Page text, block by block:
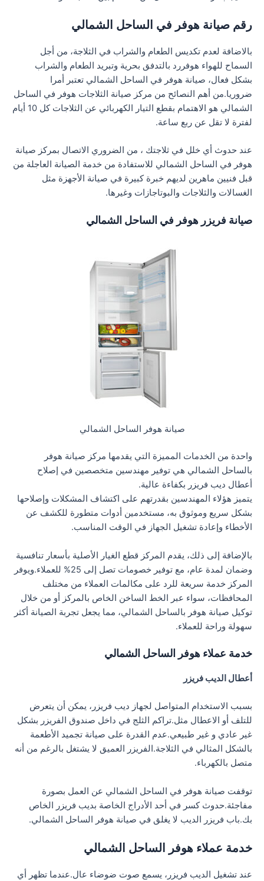
رقم صيانة هوفر في الساحل الشمالي
بالاضافة لعدم تكديس الطعام والشراب في الثلاجة، من أجل
السماح للهواء هوفررد بالتدفق بحرية وتبريد الطعام والشراب
بشكل فعال، صيانة هوفر في الساحل الشمالي تعتبر أمرا
ضروريا.من أهم النصائح من مركز صيانة الثلاجات هوفر في الساحل
الشمالي هو الاهتمام بقطع التيار الكهربائي عن الثلاجات كل 10 أيام
لفترة لا تقل عن ربع ساعة.
عند حدوث أي خلل في ثلاجتك ، من الضروري الاتصال بمركز صيانة
هوفر في الساحل الشمالي للاستفادة من خدمة الصيانة العاجلة من
قبل فنيين ماهرين لديهم خبرة كبيرة في صيانة الأجهزة مثل
الغسالات والثلاجات والبوتاجازات وغيرها.
صيانة فريزر هوفر في الساحل الشمالي
صيانة هوفر الساحل الشمالي
واحدة من الخدمات المميزة التي يقدمها مركز صيانة هوفر
بالساحل الشمالي هي توفير مهندسين متخصصين في إصلاح
أعطال ديب فريزر بكفاءة عالية.
يتميز هؤلاء المهندسين بقدرتهم على اكتشاف المشكلات وإصلاحها
بشكل سريع وموثوق به، مستخدمين أدوات متطورة للكشف عن
الأخطاء وإعادة تشغيل الجهاز في الوقت المناسب.
بالإضافة إلى ذلك، يقدم المركز قطع الغيار الأصلية بأسعار تنافسية
وضمان لمدة عام، مع توفير خصومات تصل إلى 25% للعملاء.ويوفر
المركز خدمة سريعة للرد على مكالمات العملاء من مختلف
المحافظات، سواء عبر الخط الساخن الخاص بالمركز أو من خلال
توكيل صيانة هوفر بالساحل الشمالي، مما يجعل تجربة الصيانة أكثر
سهولة وراحة للعملاء.
خدمة عملاء هوفر الساحل الشمالي
أعطال الديب فريزر
بسبب الاستخدام المتواصل لجهاز ديب فريزر، يمكن أن يتعرض
للتلف أو الاعطال مثل.تراكم الثلج في داخل صندوق الفريزر بشكل
غير عادي و غير طبيعي.عدم القدرة على صيانة تجميد الأطعمة
بالشكل المثالي في الثلاجة.الفريزر العميق لا يشتغل بالرغم من أنه
متصل بالكهرباء.
توقفت صيانة هوفر في الساحل الشمالي عن العمل بصورة
مفاجئة.حدوث كسر في أحد الأدراج الخاصة بديب فريزر الخاص
بك.باب فريزر الديب لا يغلق في صيانة هوفر الساحل الشمالي.
خدمة عملاء هوفر الساحل الشمالي
عند تشغيل الديب فريزر، يسمع صوت ضوضاء عال.عندما تظهر أي